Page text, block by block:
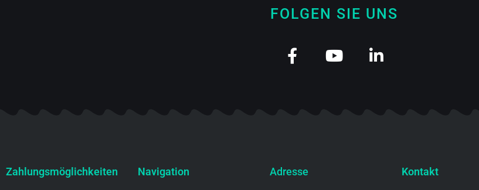
FOLGEN SIE UNS
Zahlungsmöglichkeiten Navigation Adresse Kontakt